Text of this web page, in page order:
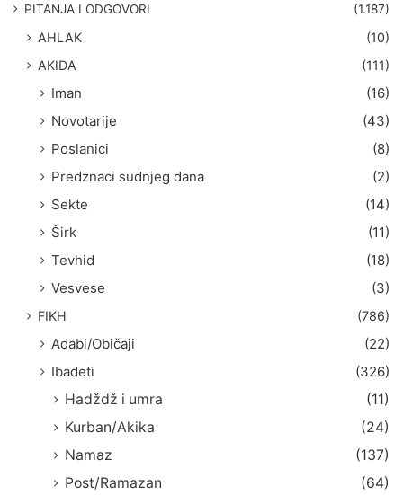
PITANJA I ODGOVORI (1.187)
AHLAK
(10)
AKIDA
(111)
Iman
(16)
Novotarije
(43)
Poslanici
(8)
Predznaci sudnjeg dana
(2)
Sekte
(14)
Širk
(11)
Tevhid
(18)
Vesvese
(3)
FIKH (786)
Adabi/Običaji
(22)
Ibadeti
(326)
Hadždž i umra
(11)
Kurban/Akika
(24)
Namaz
(137)
Post/Ramazan
(64)